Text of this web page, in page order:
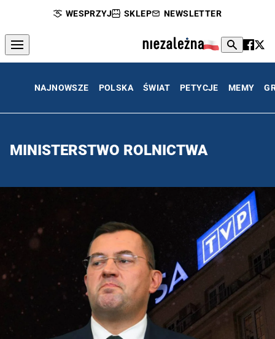
WESPRZYJ SKLEP NEWSLETTER
NAJNOWSZE POLSKA ŚWIAT PETYCJE MEMY
MINISTERSTWO ROLNICTWA